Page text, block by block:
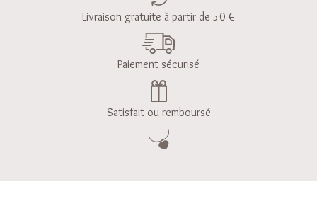
Livraison gratuite à partir de 50 €
Paiement sécurisé
Satisfait ou remboursé